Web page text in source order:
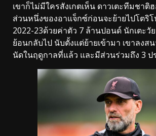
เขาก็ไม่มีใครสังเกตเห็น ดาวเตะทีมชาติ
ส่วนหนึ่งของอาแจ็กซ์ก่อนจะย้ายไปโตริ
2022-23ด้วยค่าตัว 7 ล้านปอนด์ นักเตะวั
ย้อนกลับไป นับตั้งแต่ย้ายเข้ามา เขาลงส
นัดในฤดูกาลที่แล้ว และมีส่วนร่วมถึง 3 ป